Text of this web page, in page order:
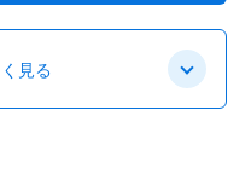
見る